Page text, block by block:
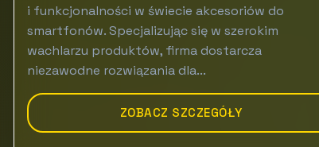
i funkcjonalności w świecie akcesoriów do
smartfonów. Specjalizując się w szerokim
wachlarzu produktów, firma dostarcza
niezawodne rozwiązania dla...
ZOBACZ SZCZEGÓŁY